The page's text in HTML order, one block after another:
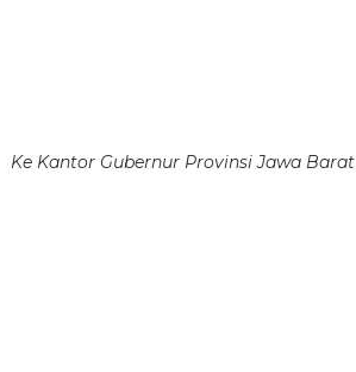
Ke Kantor Gubernur Provinsi Jawa Barat